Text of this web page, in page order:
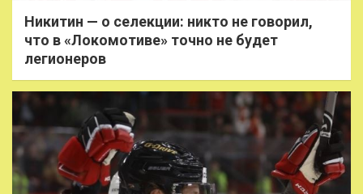
Никитин — о селекции: никто не говорил,
что в «Локомотиве» точно не будет
легионеров